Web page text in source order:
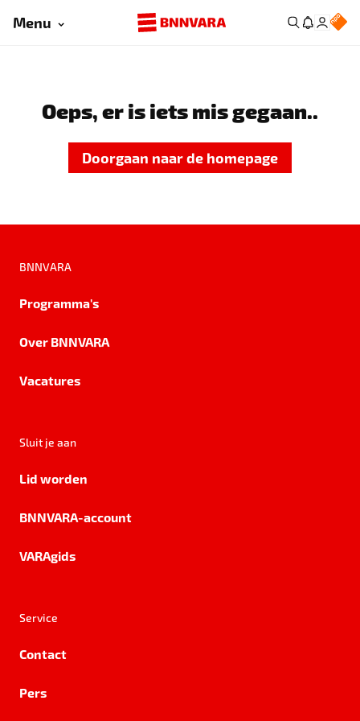
Menu
Oeps, er is iets mis gegaan..
Doorgaan naar de homepage
BNNVARA
Programma's
Over BNNVARA
Vacatures
Sluit je aan
Lid worden
BNNVARA-account
VARAgids
Service
Contact
Pers